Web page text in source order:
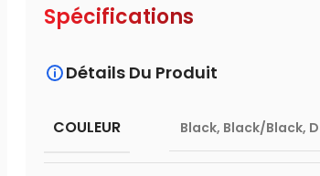
Spécifications
Détails Du Produit
COULEUR Black, Black/Black,